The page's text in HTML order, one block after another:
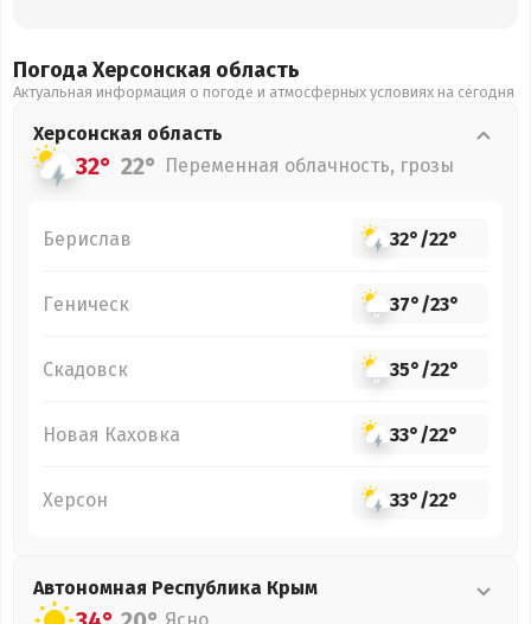
Погода Херсонская область
Актуальная информация о погоде и атмосферных условиях на сегодня
Херсонская область
32° 22° Переменная облачность, грозы
Берислав 32°/22°
Геническ 37°/23°
Скадовск 35°/22°
Новая Каховка 33°/22°
Херсон 33°/22°
Автономная Республика Крым